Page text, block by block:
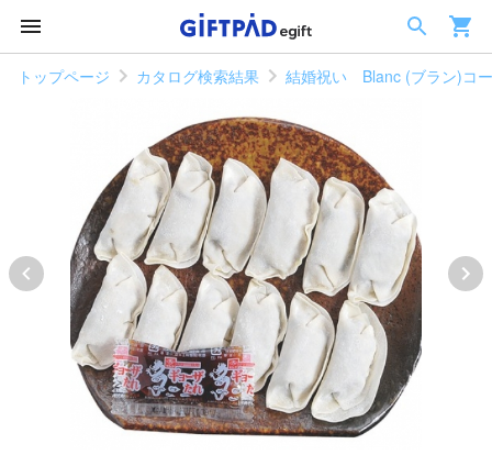
トップページ カタログ検索結果 結婚祝い Blanc (ブラン)コ